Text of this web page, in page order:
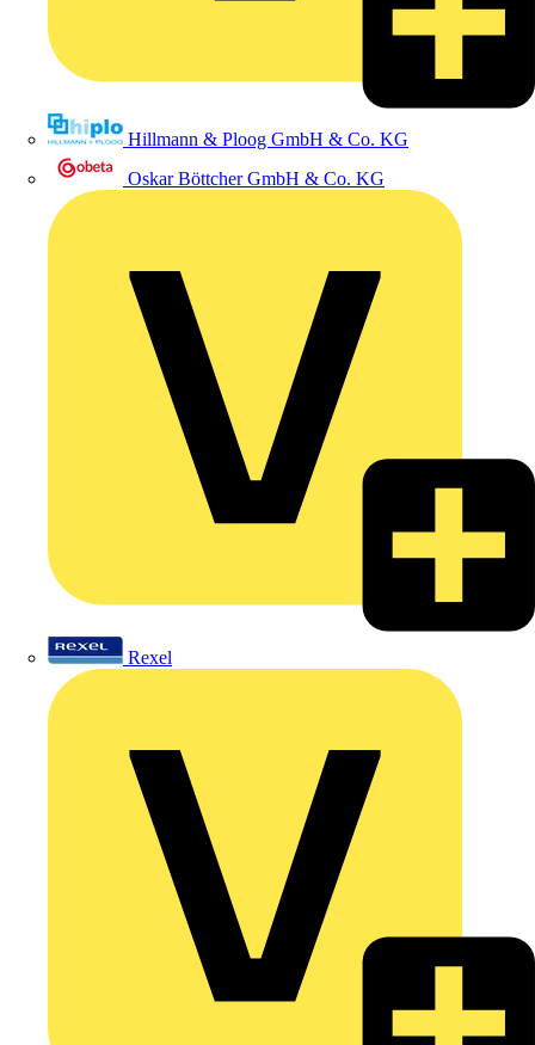
Hillmann & Ploog GmbH & Co. KG
Oskar Böttcher GmbH & Co. KG
Rexel